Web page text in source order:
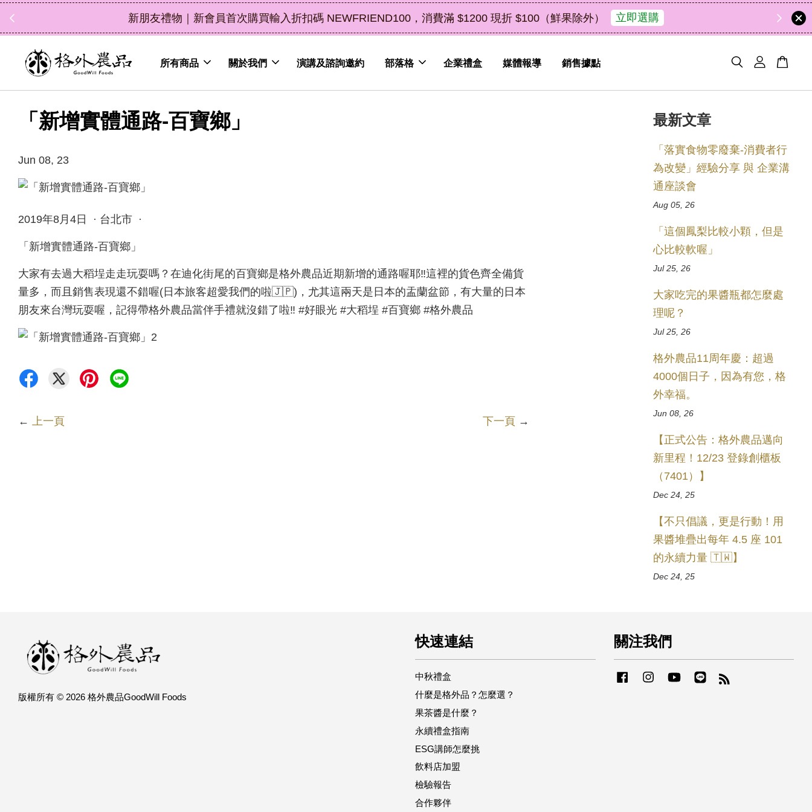
首次購買輸入折扣碼 NEWFRIEND100，消費滿 $1200 現折 $100（鮮果除外） 立即選購 中秋禮盒新上市｜橘
所有商品 關於我們 演講及諮詢邀約 部落格 企業禮盒 媒體報導 銷售據點
「新增實體通路-百寶鄉」
Jun 08, 23
2019年8月4日 · 台北市 ·
「新增實體通路-百寶鄉」
大家有去過大稻埕走走玩耍嗎？在迪化街尾的百寶鄉是格外農品近期新增的通路喔耶‼️這裡的貨色齊全備貨
量多，而且銷售表現還不錯喔(日本旅客超愛我們的啦🇯🇵)，尤其這兩天是日本的盂蘭盆節，有大量的日本
朋友來台灣玩耍喔，記得帶格外農品當伴手禮就沒錯了啦‼️ #好眼光 #大稻埕 #百寶鄉 #格外農品
← 上一頁 下一頁→
最新文章
「落實食物零廢棄-消費者行
為改變」經驗分享 與 企業溝
通座談會
Aug 05, 26
「這個鳳梨比較小顆，但是
心比較軟喔」
Jul 25, 26
大家吃完的果醬瓶都怎麼處
理呢？
Jul 25, 26
格外農品11周年慶：超過
4000個日子，因為有您，格
外幸福。
Jun 08, 26
【正式公告：格外農品邁向
新里程！12/23 登錄創櫃板
（7401）】
Dec 24, 25
【不只倡議，更是行動！用
果醬堆疊出每年 4.5 座 101
的永續力量 🇹🇼】
Dec 24, 25
版權所有 © 2026 格外農品GoodWill Foods
快速連結
中秋禮盒
什麼是格外品？怎麼選？
果茶醬是什麼？
永續禮盒指南
ESG講師怎麼挑
飲料店加盟
檢驗報告
合作夥伴
關注我們
FacebookInstagramYouTubeLine